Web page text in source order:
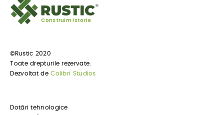
Construim Istorie
©Rustic 2020
Toate drepturile rezervate.
Dezvoltat deColibri Studios
Dotări tehnologice